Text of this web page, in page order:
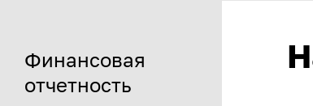
Финансовая
отчетность